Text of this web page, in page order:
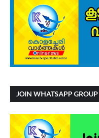
JOIN WHATSAPP GROUP